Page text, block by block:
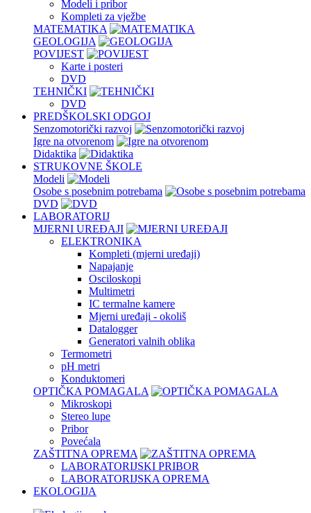
Modeli i pribor
Kompleti za vježbe
MATEMATIKA
GEOLOGIJA
POVIJEST
Karte i posteri
DVD
TEHNIČKI
DVD
PREDŠKOLSKI ODGOJ
Senzomotorički razvoj
Igre na otvorenom
Didaktika
STRUKOVNE ŠKOLE
Modeli
Osobe s posebnim potrebama
DVD
LABORATORIJ
MJERNI UREĐAJI
ELEKTRONIKA
Kompleti (mjerni uređaji)
Napajanje
Osciloskopi
Multimetri
IC termalne kamere
Mjerni uređaji - okoliš
Datalogger
Generatori valnih oblika
Termometri
pH metri
Konduktomeri
OPTIČKA POMAGALA
Mikroskopi
Stereo lupe
Pribor
Povećala
ZAŠTITNA OPREMA
LABORATORIJSKI PRIBOR
LABORATORIJSKA OPREMA
EKOLOGIJA